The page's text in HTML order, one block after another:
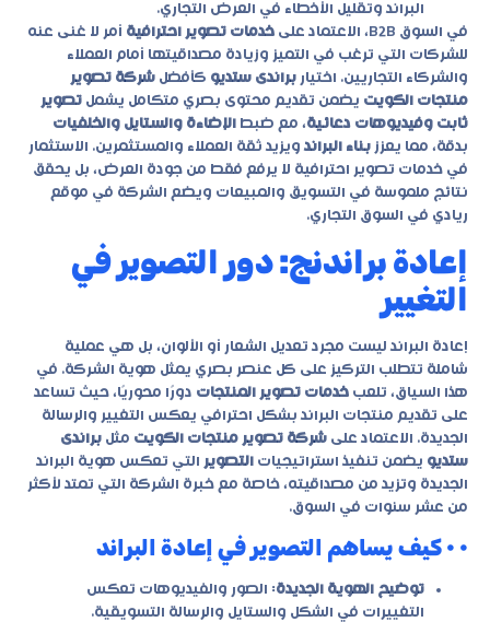
البراند وتقليل الأخطاء في العرض التجاري.
في السوق B2B، الاعتماد على
خدمات تصوير احترافية أمر لا غنى عنه
للشركات التي ترغب في التميز وزيادة مصداقيتها أمام العملاء
والشركاء التجاريين. اختيار براندى ستديو كأفضل شركة تصوير
منتجات الكويت يضمن تقديم محتوى بصري متكامل يشمل تصوير
ثابت وفيديوهات دعائية، مع ضبط الإضاءة والستايل والخلفيات
بدقة، مما يعزز بناء البراندويزيد ثقة العملاء والمستثمرين. الاستثمار
في خدمات تصوير احترافية لا يرفع فقط من جودة العرض، بل يحقق
نتائج ملموسة في التسويق والمبيعات ويضع الشركة في موقع
ريادي في السوق التجاري.
إعادة براندنج: دور التصوير في
التغيير
إعادة البراند ليست مجرد تعديل الشعار أو الألوان، بل هي عملية
شاملة تتطلب التركيز على كل عنصر بصري يمثل هوية الشركة. في
هذا السياق، تلعب خدمات تصوير المنتجات دورًا محوريًا، حيث تساعد
على تقديم منتجات البراند بشكل احترافي يعكس التغيير والرسالة
الجديدة. الاعتماد على شركة تصوير منتجات الكويت مثل براندى
ستديو يضمن تنفيذ استراتيجيات التصوير التي تعكس هوية البراند
الجديدة وتزيد من مصداقيته، خاصة مع خبرة الشركة التي تمتد لأكثر
من عشر سنوات في السوق.
• • كيف يساهم التصوير في إعادة البراند
توضيح الهوية الجديدة: الصور والفيديوهات تعكس
التغييرات في الشكل والستايل والرسالة التسويقية.